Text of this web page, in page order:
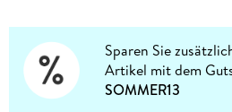
Sparen Sie
Artikel mit dem
SOMMER13